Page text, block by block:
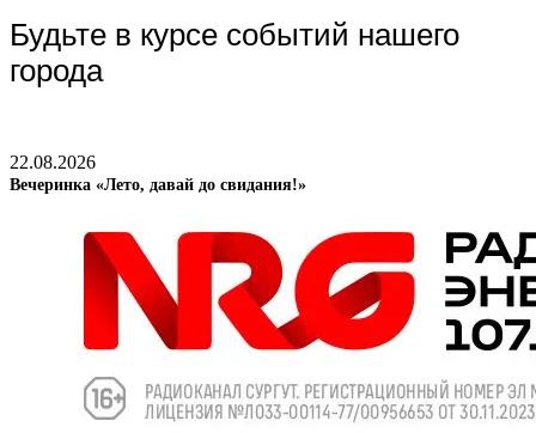
Будьте в курсе событий нашего
города
22.08.2026
Вечеринка «Лето, давай до свидания!»